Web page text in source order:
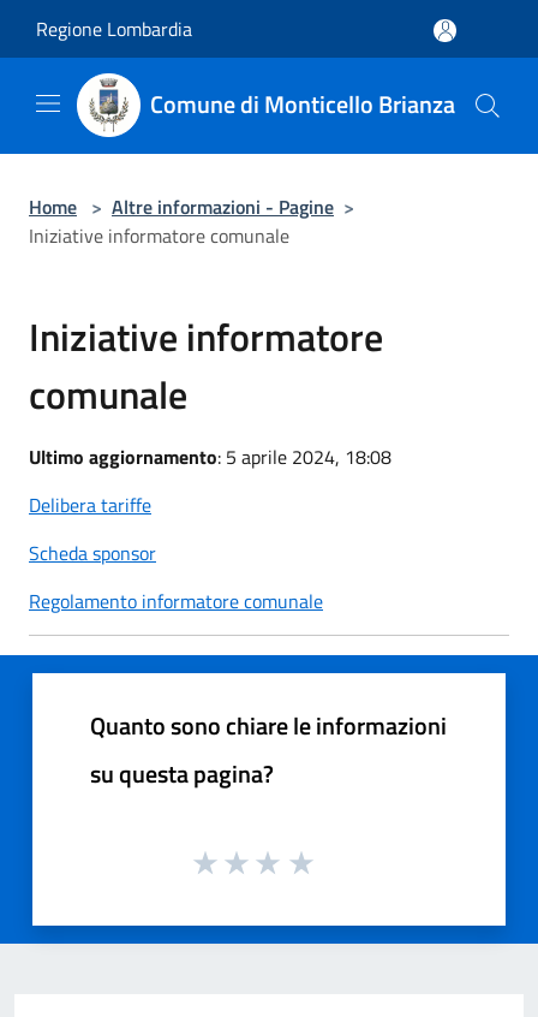
Regione Lombardia
Comune di Monticello Brianza
Home > Altre informazioni - Pagine >
Iniziative informatore comunale
Iniziative informatore
comunale
Ultimo aggiornamento: 5 aprile 2024, 18:08
Delibera tariffe
Scheda sponsor
Regolamento informatore comunale
Quanto sono chiare le informazioni
su questa pagina?